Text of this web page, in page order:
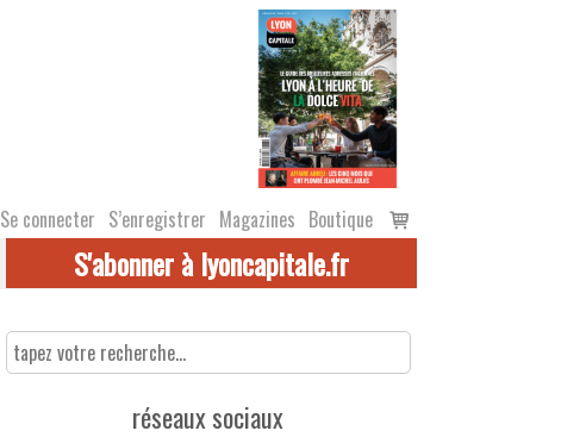
Se connecter S’enregistrer Magazines Boutique
Voir
le
S'abonner à lyoncapitale.fr
réseaux sociaux